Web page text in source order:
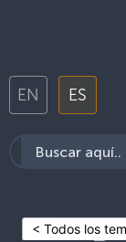
EN ES
< Todos los